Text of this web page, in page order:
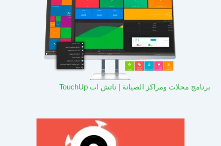
برنامج محلات ومراكز الصيانة | تاتش اب TouchUp